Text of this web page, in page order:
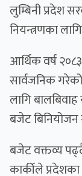
लुम्बिनी प्रदेश
नियन्त्रणका
आर्थिक वर्ष
सार्वजनिक
लागि
बजेट बिनियोजन
बजेट वक्तव्य पढ्दै
कार्कीले